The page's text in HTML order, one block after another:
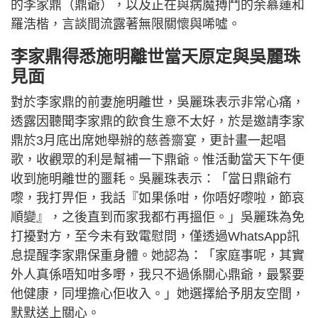
的李家鼎（鼎爺），以及正在與病魔搏鬥的余慕蓮和
羅浩楷，言談間流露著無限關懷與唏噓。
李家鼎得悉施明離世當天原定與吳麗珠
見面
對於李家鼎的前妻施明離世，吳麗珠表示非常心痛，
透露因聽聞李家鼎的飲食生意不太好，於是邀請李家
鼎於3月底出席她舉辦的慈善齋宴，更計畫一起唱
歌，收觀眾的利是幫補一下鼎爺。惟活動當天下午便
收到施明離世的噩耗。吳麗珠表示：「當日鼎爺冇
嚟，我打畀佢，我話『如果係咁，你唔好嚟啦，節哀
順變』，之後直到而家我都冇再搵佢。」吳麗珠為免
打擾對方，至今未有致電慰問，僅透過WhatsApp訊
息提醒李家鼎保重身體。她認為：「家庭事呢，其實
外人真係唔知咁多嘢，我只不過係關心鼎爺，最緊要
他健康，同埋擔心佢收入。」她選擇給予朋友空間，
默默送上關心。